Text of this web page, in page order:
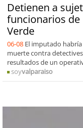
Detienen a
funcionarios de
Verde
06-08 El imputado
muerte contra
resultados de un
soyvalparaiso